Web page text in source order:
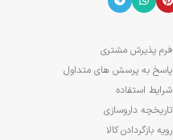
فرم پذیرش مشتری
پاسخ به پرسش های متداول
شرایط استفاده
تاریخچه داروسازی
رویه بازگردادن کالا